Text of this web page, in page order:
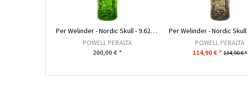
Per Welinder - Nordic Skull - 9.625" x 29.75" -...
POWELL PERALTA
200,00 € *
POWELL PERALTA
114,90 € * 134,90 € *